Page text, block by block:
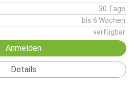
30 Tage
bis 6 Wochen
verfügbar
Anmelden
Details